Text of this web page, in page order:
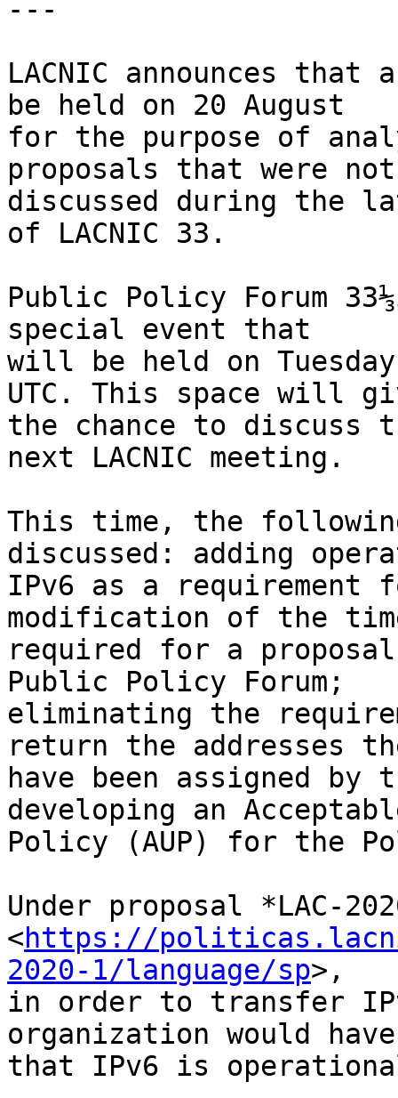
---
LACNIC announces
be held on 20 August
for the purpose of
proposals that were not
discussed during the
of LACNIC 33.
Public Policy Forum
special event that
will be held on
UTC. This space will
the chance to discuss
next LACNIC meeting.
This time, the
discussed: adding
IPv6 as a
modification of the
required for a
Public Policy Forum;
eliminating the
return the addresses
have been assigned
developing an
Policy (AUP) for the
Under proposal *LAC-
<https://
2020-1/language/sp>,
in order to transfer
organization would
that IPv6 is